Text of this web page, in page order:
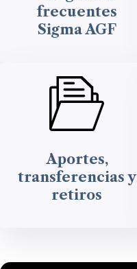
frecuentes
Sigma AGF
Aportes,
transferencias y
retiros